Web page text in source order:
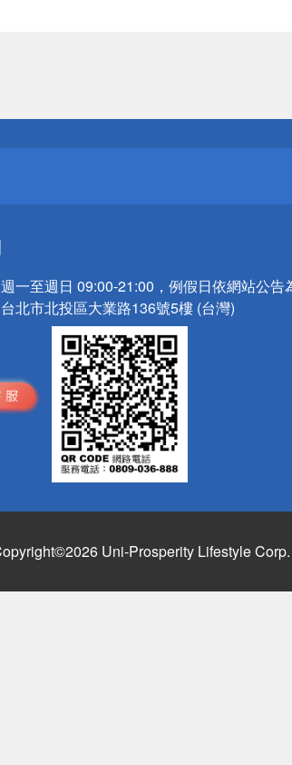
週一至週日 09:00-21:00，例假日依網站公告
台北市北投區大業路136號5樓 (台灣)
Uni-Prosperity Lifestyle